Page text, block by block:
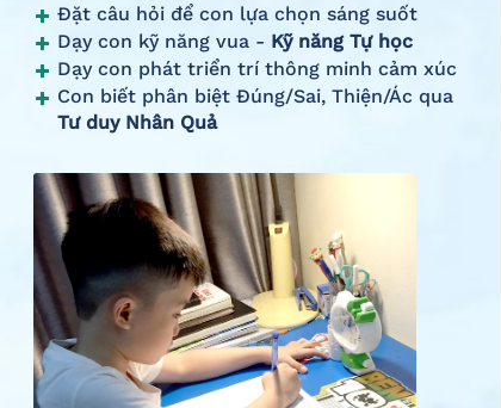
Đặt câu hỏi để con lựa chọn sáng suốt
Dạy con kỹ năng vua - Kỹ năng Tự học
Dạy con phát triển trí thông minh cảm xúc
Con biết phân biệt Đúng/Sai, Thiện/Ác qua
Tư duy Nhân Quả